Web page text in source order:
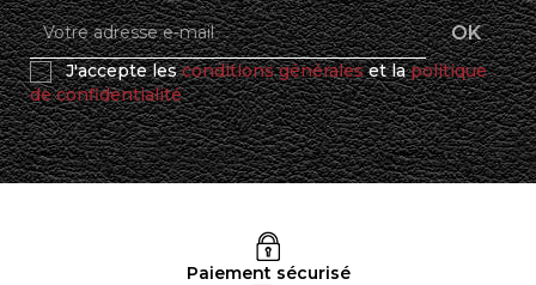
J'accepte lesconditions généraleset lapolitique
de confidentialité
Paiement sécurisé